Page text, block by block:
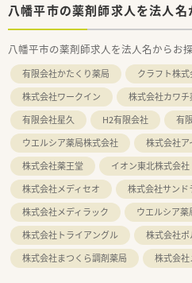
八幡平市の薬剤師求人を法人名
八幡平市の薬剤師求人を法人名からお
有限会社かたくり薬局 クラフト株
株式会社ワークイン
株式会社カワチ
有限会社星久
H2有限会社
有
ウエルシア薬局株式会社
株式会社ア
株式会社薬王堂
イオン東北株式会社
株式会社メディセオ
株式会社サンド
株式会社メディラック
ウエルシア
株式会社トライアングル
株式会社ポ
株式会社まつくら調剤薬局
株式会